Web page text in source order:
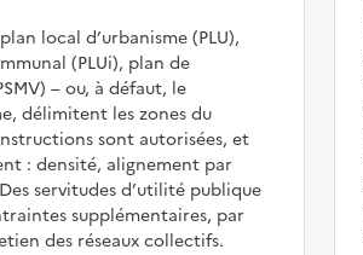
local d’urbanisme (PLU),
(PLUi), plan de
– ou, à défaut, le
délimitent les zones du
sont autorisées, et
: densité, alignement par
servitudes d’utilité publique
supplémentaires, par
des réseaux collectifs.